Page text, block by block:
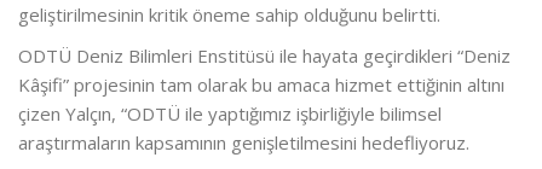
geliştirilmesinin kritik öneme sahip olduğunu belirtti.
ODTÜ Deniz Bilimleri Enstitüsü ile hayata geçirdikleri “Deniz
Kâşifi” projesinin tam olarak bu amaca hizmet ettiğinin altını
çizen Yalçın, “ODTÜ ile yaptığımız işbirliğiyle bilimsel
araştırmaların kapsamının genişletilmesini hedefliyoruz.